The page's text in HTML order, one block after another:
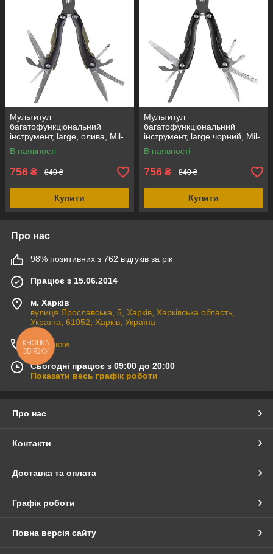
Мультитул
багатофункціональний
інструмент, large, олива, Mil-
Tec (Німеччина)
В наявності
756 ₴ 840 ₴
Купити
Мультитул
багатофункціональний
інструмент, large чорний, Mil-
Tec (Німеччина)
В наявності
756 ₴ 840 ₴
Купити
Про нас
98% позитивних з 762 відгуків за рік
Працює з 15.06.2014
м. Харків
вулиця Ярославська, 5, Харків, Харківська область,
Україна, 61052, Харків, Україна
Контакти
Сьогодні працює з 09:00 до 20:00
Показати весь графік роботи
Про нас
Контакти
Доставка та оплата
Графік роботи
Повна версія сайту
КНОПКА
ЗВ'ЯЗКУ